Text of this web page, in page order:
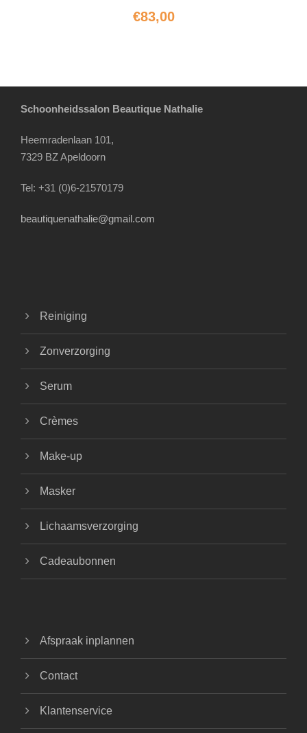
€83,00
Schoonheidssalon Beautique Nathalie
Heemradenlaan 101,
7329 BZ Apeldoorn
Tel: +31 (0)6-21570179
beautiquenathalie@gmail.com
Reiniging
Zonverzorging
Serum
Crèmes
Make-up
Masker
Lichaamsverzorging
Cadeaubonnen
Afspraak inplannen
Contact
Klantenservice